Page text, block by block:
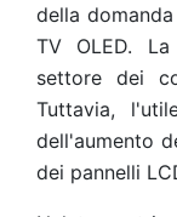
della
TV OLED.
settore dei
Tuttavia,
dell'aumento
dei pannelli